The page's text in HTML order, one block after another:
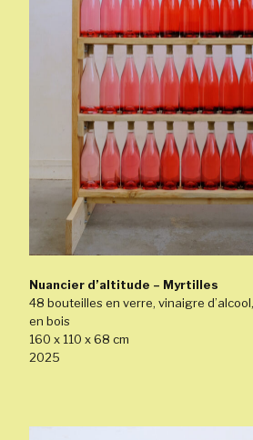
Nuancier d’altitude – Myrtilles
48 bouteilles en verre, vinaigre
en bois
160 x 110 x 68 cm
2025